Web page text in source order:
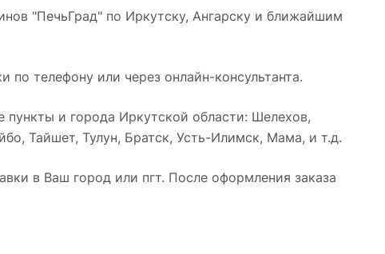
"ПечьГрад" по Иркутску, Ангарску и ближайшим
по телефону или через онлайн-консультанта.
и города Иркутской области: Шелехов,
Тайшет, Тулун, Братск, Усть-Илимск, Мама, и т.д.
в Ваш город или пгт. После оформления заказа